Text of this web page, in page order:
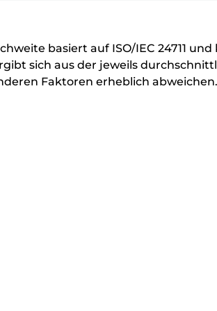
c
k
e
basiert auf ISO/IEC 24711
sich aus der jeweils
Faktoren erheblich abweichen.